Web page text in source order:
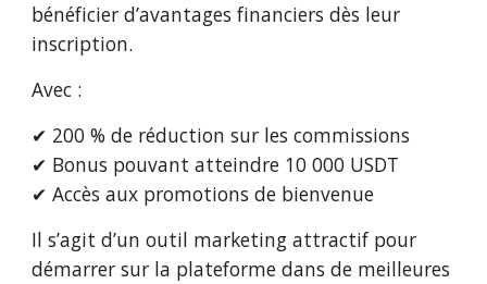
bénéficier d’avantages financiers dès leur
inscription.
Avec :
✔ 200 % de réduction sur les commissions
✔ Bonus pouvant atteindre 10 000 USDT
✔ Accès aux promotions de bienvenue
Il s’agit d’un outil marketing attractif pour
démarrer sur la plateforme dans de meilleures